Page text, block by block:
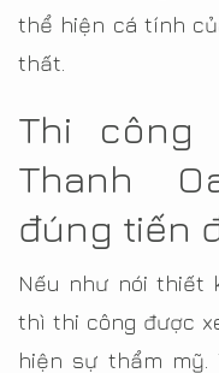
thể hiện cá tính
thất.
Thi công
Thanh
đúng tiến
Nếu như nói thiết
thì thi công được
hiện sự thẩm mỹ.